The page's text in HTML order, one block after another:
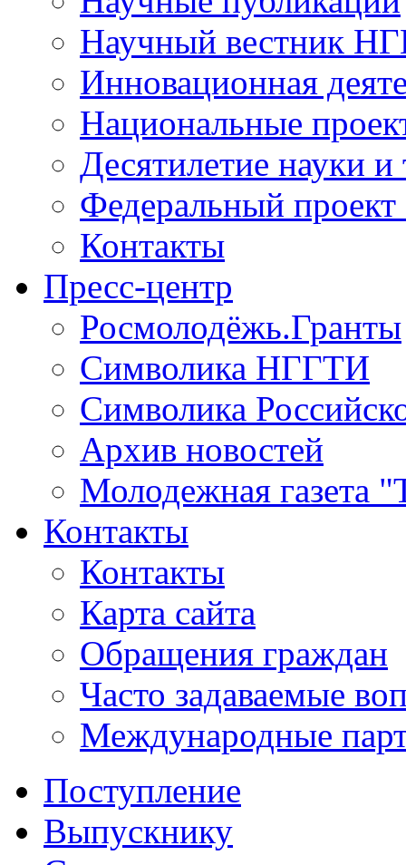
Научный вестник
Инновационная
Национальные
Десятилетие науки и
Федеральный
Контакты
Пресс-центр
Росмолодёжь.Гранты
Символика НГГТИ
Символика
Архив новостей
Молодежная газета
Контакты
Контакты
Карта сайта
Обращения граждан
Часто задаваемые
Международные
Поступление
Выпускнику